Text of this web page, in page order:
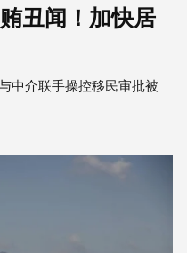
丑闻！加快居
中介联手操控移民审批被